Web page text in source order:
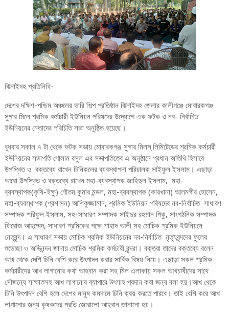
ঝিনাইদহ প্রতিনিধি-
দেশের দক্ষিণ-পশ্চিম অঞ্চলের ভারি শিল্প প্রতিষ্ঠান ঝিনাইদহ জেলার কালীগঞ্জে মোবারকগঞ্জ
সুগার মিলে শ্রমিক কর্মচারী ইউনিয়ন পরিষদের উদ্যোগে এক ফটক ও নব- নির্বাচিত
ইউনিয়নের নেতাদের পরিচিতি সভা অনুষ্ঠিত হয়েছে।
বুধবার সকাল ৭ টা থেকে ফটক সভায় মোবারকগঞ্জ সুগার মিলস্ লিমিটেডের শ্রমিক কর্মচারী
ইউনিয়নের সভাপতি গোলাম রসুল এর সভাপতিত্বে এ অনুষ্ঠানে প্রধান অতিথি হিসাবে
উপস্থিত ও বক্তব্যে রাখেন চিনিকলের ব্যবস্থাপনা পরিচালক সাইফুল ইসলাম। এছাড়া
আরো উপস্থিত ও বক্তব্যে রাখেন মহা-ব্যবস্থাপক জাহিদুল ইসলাম, মহা-
ব্যবস্থাপক(কৃষি-ইক্ষু) গৌতম কুমার মন্ডল, মহা-ব্যবস্থাপক (কারখানা) আলমগীর হোসেন,
মহা-ব্যবস্থাপক (প্রশাসন) আশিকুজ্জামান, শ্রমিক ইউনিয়ন পরিষদের নব-নির্বাচিত সাধারণ
সম্পাদক শরিফুল ইসলাম, সহ-সাধারণ সম্পাদক সাইদুর রহমান পিকু, সাংগঠনিক সম্পাদক
ফিরোজ আহম্মেদ, সাধারণ শ্রমিকের পক্ষে শাহাদ আলী সহ মোচিক শ্রমিক ইউনিয়নে
নেতৃবৃন্দ। এ সাধারণ সভায় মোচিক শ্রমিক ইউনিয়নের নব-নির্বাচিত নৃত্যৃবৃন্দদের ফুলের
শুভেচ্ছা ও অভিনন্দন জানায় মোচিক শ্রমিক কর্মচারী বৃন্দরা। বক্তরা তাদের বক্তব্যে বলেন
আখ থেকে দেশি চিনি বেশি করে উৎপাদন করার সার্বিক বিষয় নিয়ে। এছাড়া সকল শ্রমিক
কর্মচারীদের আখ লাগানোর কথা আহবান করা সহ মিল এলাকায় সকল আখচাষীদের সাথে
সৌজন্যে সাক্ষাতসহ আখ লাগানোর ব্যাপারে উৎসাহ প্রদান করা জন্য বলা হয়।আখ থেকে
চিনি উৎপাদন বেশি হলে দেশের মানুষ কমদামে চিনি ক্রয় করতে পারবে। তাই বেশি করে আখ
লাগানোর জন্য কৃষকদের প্রতি জোরালো আহবান জানানো হয়।